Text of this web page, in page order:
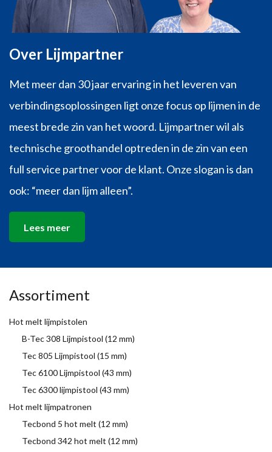
Over Lijmpartner
Met meer dan 30 jaar ervaring in het leveren van
verbindingsoplossingen ligt onze focus op lijmen in de
meest brede zin van het woord. Lijmpartner wil als
technische groothandel optreden in de zin van een
full service partner voor de klant. Onze slogan is dan
ook: “meer dan lijm alleen”.
Lees meer
Assortiment
Hot melt lijmpistolen
B-Tec 308 Lijmpistool (12 mm)
Tec 805 Lijmpistool (15 mm)
Tec 6100 Lijmpistool (43 mm)
Tec 6300 lijmpistool (43 mm)
Hot melt lijmpatronen
Tecbond 5 hot melt (12 mm)
Tecbond 342 hot melt (12 mm)